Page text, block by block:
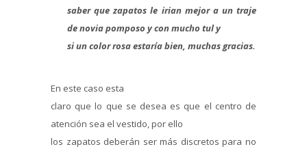
saber que zapatos le irian mejor a un traje
de novia pomposo y con mucho tul y
si un color rosa estaría bien, muchas gracias.
En este caso esta
claro que lo que se desea es que el centro de
atención sea el vestido, por ello
los zapatos deberán ser más discretos para no